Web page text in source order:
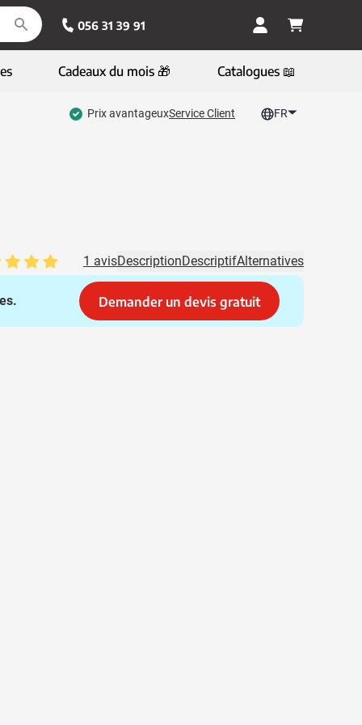
056 31 39 91
Cadeaux du mois 🎁 Catalogues 📖
Prix avantageuxService Client FR
1 avisDescriptionDescriptifAlternatives
Demander un devis gratuit